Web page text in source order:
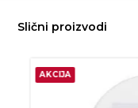
Slični proizvodi
AKCIJA